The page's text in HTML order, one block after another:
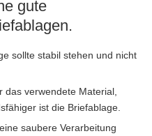
gute
sollte stabil stehen und nicht
das verwendete Material,
ist die Briefablage.
saubere Verarbeitung